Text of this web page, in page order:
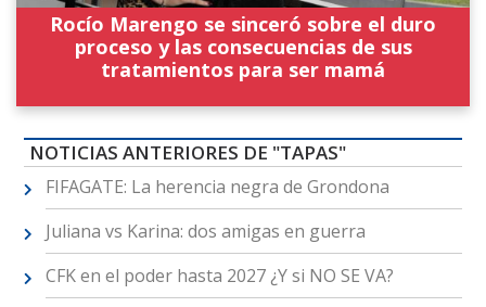
Rocío Marengo se sinceró sobre el duro
proceso y las consecuencias de sus
tratamientos para ser mamá
NOTICIAS ANTERIORES DE "TAPAS"
FIFAGATE: La herencia negra de Grondona
Juliana vs Karina: dos amigas en guerra
CFK en el poder hasta 2027 ¿Y si NO SE VA?